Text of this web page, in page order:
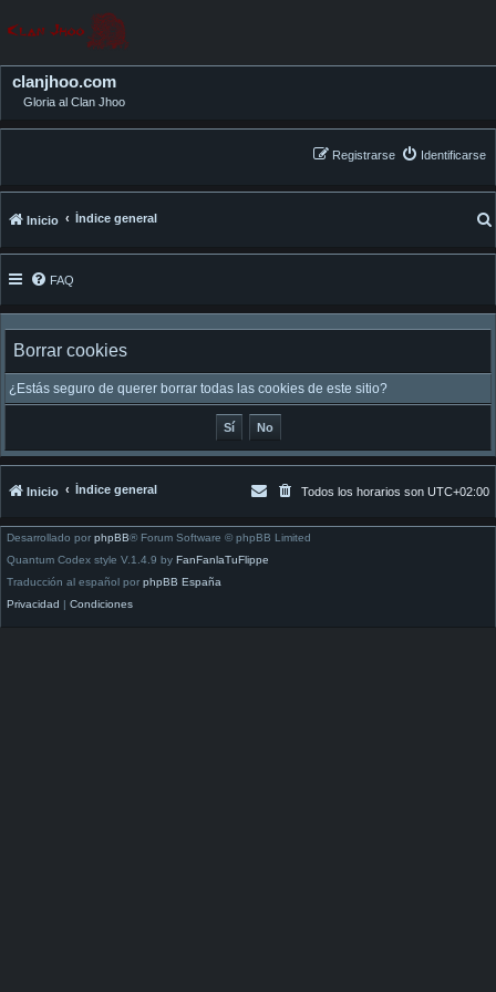
clanjhoo.com
Gloria al Clan Jhoo
Identificarse
Registrarse
Inicio Índice general
FAQ
Borrar cookies
¿Estás seguro de querer borrar todas las cookies de este sitio?
Inicio Índice general Todos los horarios son UTC+02:00
Desarrollado por phpBB® Forum Software © phpBB Limited
Quantum Codex style V.1.4.9 by FanFanlaTuFlippe
Traducción al español por phpBB España
Privacidad
Condiciones